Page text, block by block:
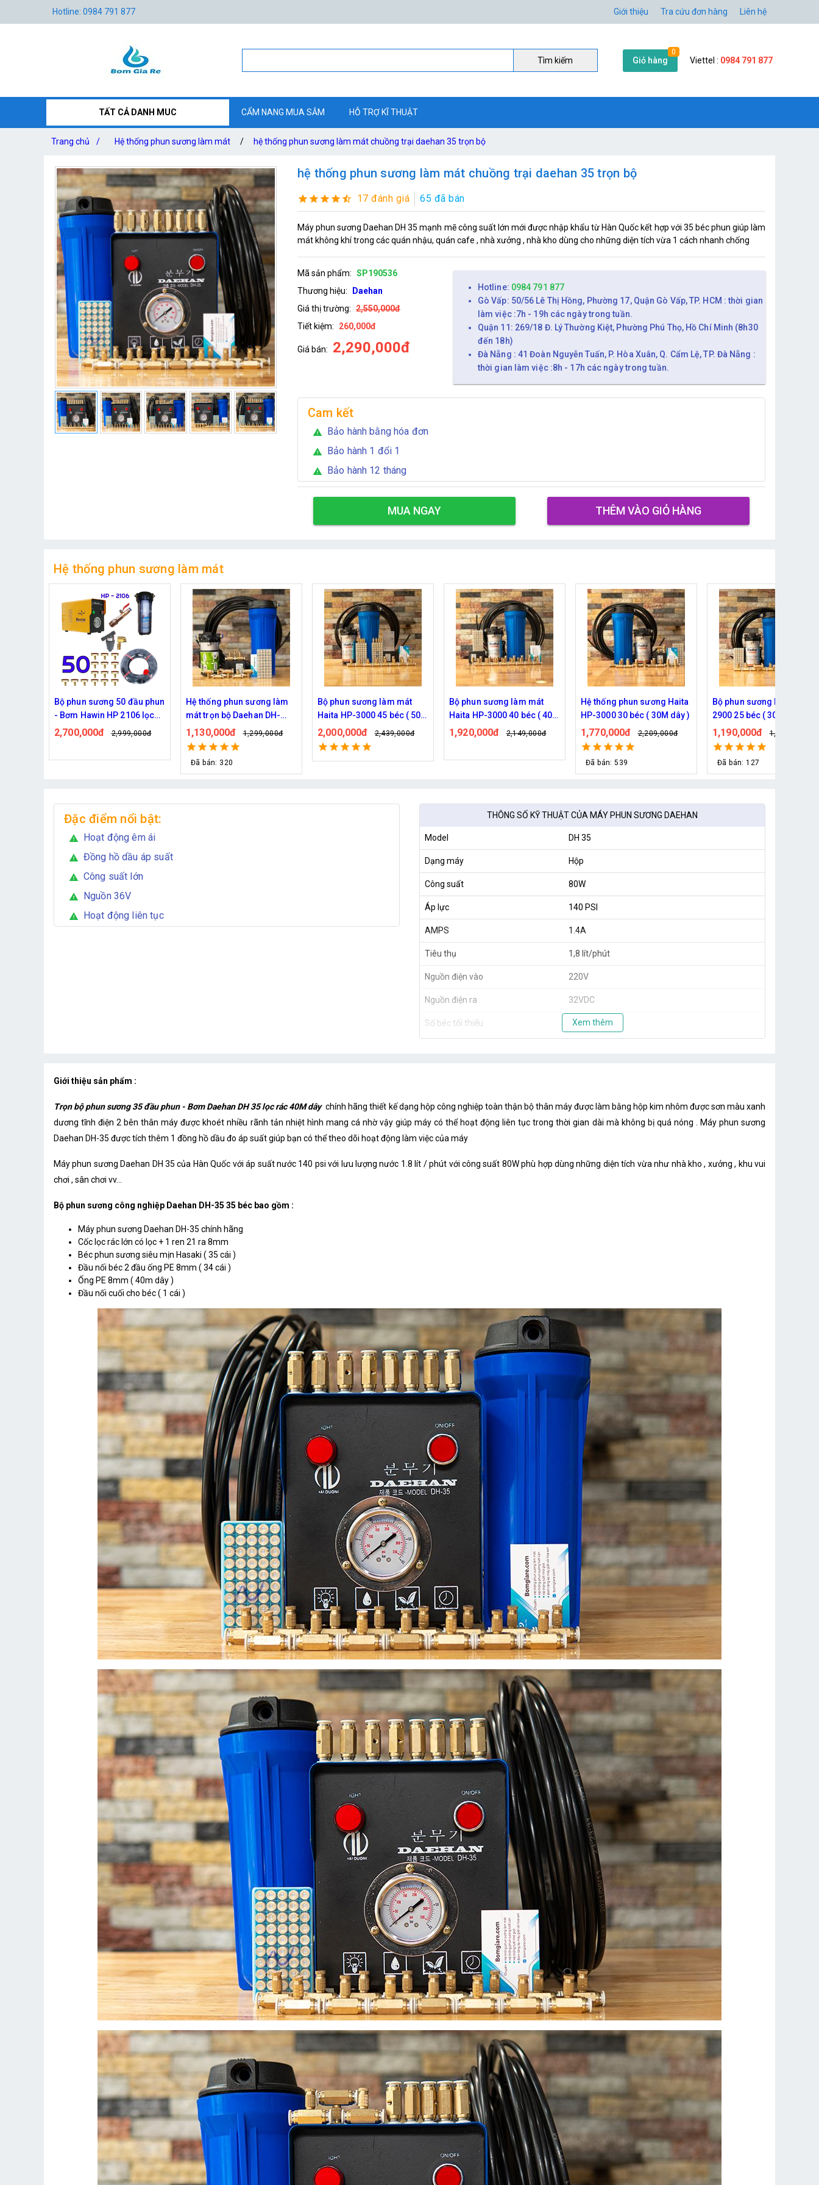
Hotline: 0984 791 877 Giới thiệu Tra cứu đơn hàng Liên hệ
Tìm kiếm Giỏ hàng
0
Viettel : 0984 791 877
TẤT CẢ DANH MUC CẨM NANG MUA SẮM HỖ TRỢ KĨ THUẬT
Trang chủ / Hệ thống phun sương làm mát / hệ thống phun sương làm mát chuồng trại daehan 35 trọn bộ
hệ thống phun sương làm mát chuồng trại daehan 35 trọn bộ
17 đánh giá 65 đã bán
Máy phun sương Daehan DH 35 mạnh mẽ công suất lớn mới được nhập khẩu từ Hàn Quốc kết hợp với 35 béc phun giúp làm
mát không khí trong các quán nhậu, quán cafe , nhà xưởng , nhà kho dùng cho những diện tích vừa 1 cách nhanh chống
Mã sản phẩm: SP190536
Thương hiệu:
Daehan
Giá thị trường: 2,550,000đ
Tiết kiệm:
260,000đ
Giá bán: 2,290,000đ
Hotline: 0984 791 877
Gò Vấp: 50/56 Lê Thị Hồng, Phường 17, Quận Gò Vấp, TP. HCM : thời gian
làm việc :7h - 19h các ngày trong tuần.
Quận 11: 269/18 Đ. Lý Thường Kiệt, Phường Phú Thọ, Hồ Chí Minh (8h30
đến 18h)
Đà Nẵng : 41 Đoàn Nguyễn Tuấn, P. Hòa Xuân, Q. Cẩm Lệ, TP. Đà Nẵng :
thời gian làm việc :8h - 17h các ngày trong tuần.
Cam kết
warning Bảo hành bằng hóa đơn
warning Bảo hành 1 đổi 1
warning Bảo hành 12 tháng
MUA NGAY THÊM VÀO GIỎ HÀNG
Hệ thống phun sương làm mát
Hệ thống phun sương làm
mát trọn bộ Daehan DH-
6017 20 béc
1,130,000đ 1,299,000đ
Đã bán: 320
Bộ phun sương làm mát
Haita HP-3000 45 béc ( 50M
dây )
2,000,000đ 2,439,000đ
Bộ phun sương làm mát
Haita HP-3000 40 béc ( 40M
dây )
1,920,000đ 2,149,000đ
Hệ thống phun sương Haita
HP-3000 30 béc ( 30M dây )
1,770,000đ 2,209,000đ
Đã bán: 539
Bộ phun sương Haita HP-
2900 25 béc ( 30M dây)
1,190,000đ 1,339,000đ
Đã bán: 127
Hệ thống phun sương 5
( 10m dây )- Bơm Hàn
6017 trọn bộ
930,000đ 1,079,000đ
Đã bán: 76
Đặc điểm nổi bật:
warning Hoạt động êm ái
warning Đồng hồ dầu áp suất
warning Công suất lớn
warning Nguồn 36V
warning Hoạt động liên tục
THÔNG SỐ KỸ THUẬT CỦA MÁY PHUN SƯƠNG DAEHAN
Model DH 35
Dạng máy Hộp
Công suất 80W
Áp lực 140 PSI
AMPS 1.4A
Tiêu thụ 1,8 lít/phút
Nguồn điện vào 220V
Nguồn điện ra 32VDC
Số béc tối thiểu 20 béc
Xem thêm
Giới thiệu sản phẩm :
Trọn bộ phun sương 35 đầu phun - Bơm Daehan DH 35 lọc rác 40M dây chính hãng thiết kế dạng hộp công nghiệp toàn thận bộ thân máy được làm bằng hộp kim nhôm được sơn màu xanh
dương tĩnh điện 2 bên thân máy được khoét nhiều rãnh tản nhiệt hình mang cá nhờ vậy giúp máy có thể hoạt động liên tục trong thời gian dài mà không bị quá nóng . Máy phun sương
Daehan DH-35 được tích thêm 1 đồng hồ dầu đo áp suất giúp bạn có thể theo dõi hoạt động làm việc của máy
Máy phun sương Daehan DH 35 của Hàn Quốc với áp suất nước 140 psi với lưu lượng nước 1.8 lít / phút với công suất 80W phù hợp dùng những diện tích vừa như nhà kho , xưởng , khu vui
chơi , sân chơi vv...
Bộ phun sương công nghiệp Daehan DH-35 35 béc bao gồm :
Máy phun sương Daehan DH-35 chính hãng
Cốc lọc rác lớn có lọc + 1 ren 21 ra 8mm
Béc phun sương siêu mịn Hasaki ( 35 cái )
Đầu nối béc 2 đầu ống PE 8mm ( 34 cái )
Ống PE 8mm ( 40m dây )
Đầu nối cuối cho béc ( 1 cái )